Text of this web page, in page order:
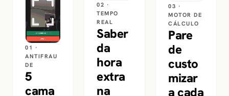
01 ·
ANTIFRAU
DE
5
cama
02 ·
TEMPO
REAL
Saber
da
hora
extra
na
03 ·
MOTOR DE
CÁLCULO
Pare
de
custo
mizar
a cada